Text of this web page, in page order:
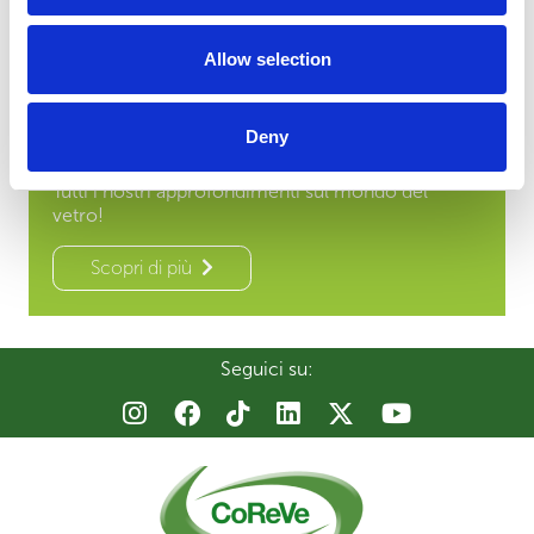
Allow selection
Deny
Una sezione dedicata ai nostri kit!
Tutti i nostri approfondimenti sul mondo del
vetro!
Scopri di più
Seguici su: